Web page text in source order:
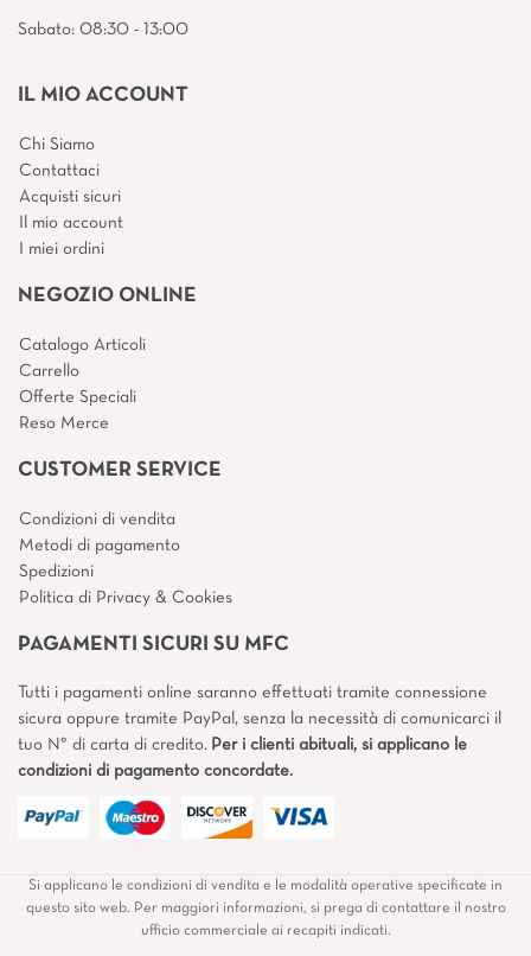
Sabato: 08:30 - 13:00
IL MIO ACCOUNT
Chi Siamo
Contattaci
Acquisti sicuri
Il mio account
I miei ordini
NEGOZIO ONLINE
Catalogo Articoli
Carrello
Offerte Speciali
Reso Merce
CUSTOMER SERVICE
Condizioni di vendita
Metodi di pagamento
Spedizioni
Politica di Privacy & Cookies
PAGAMENTI SICURI SU MFC
Tutti i pagamenti online saranno effettuati tramite connessione
sicura oppure tramite PayPal, senza la necessità di comunicarci il
tuo N° di carta di credito. Per i clienti abituali, si applicano le
condizioni di pagamento concordate.
Si applicano le condizioni di vendita e le modalità operative specificate in
questo sito web. Per maggiori informazioni, si prega di contattare il nostro
ufficio commerciale ai recapiti indicati.